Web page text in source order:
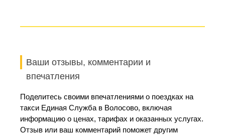
Ваши отзывы, комментарии и
впечатления
Поделитесь своими впечатлениями о поездках на
такси Единая Служба в Волосово, включая
информацию о ценах, тарифах и оказанных услугах.
Отзыв или ваш комментарий поможет другим